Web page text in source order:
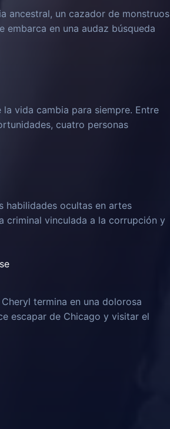
ancestral, un cazador de monstruos
embarca en una audaz búsqueda
vida cambia para siempre. Entre
cuatro personas
habilidades ocultas en artes
criminal vinculada a la corrupción y
termina en una dolorosa
escapar de Chicago y visitar el